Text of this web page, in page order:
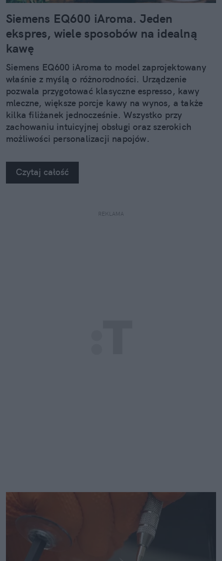
Siemens EQ600 iAroma. Jeden
ekspres, wiele sposobów na idealną
kawę
Siemens EQ600 iAroma to model zaprojektowany
właśnie z myślą o różnorodności. Urządzenie
pozwala przygotować klasyczne espresso, kawy
mleczne, większe porcje kawy na wynos, a także
kilka filiżanek jednocześnie. Wszystko przy
zachowaniu intuicyjnej obsługi oraz szerokich
możliwości personalizacji napojów.
Czytaj całość
REKLAMA